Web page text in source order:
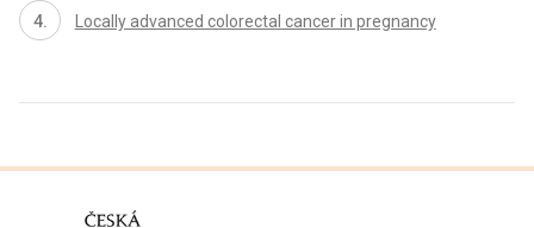
Locally advanced colorectal cancer in pregnancy